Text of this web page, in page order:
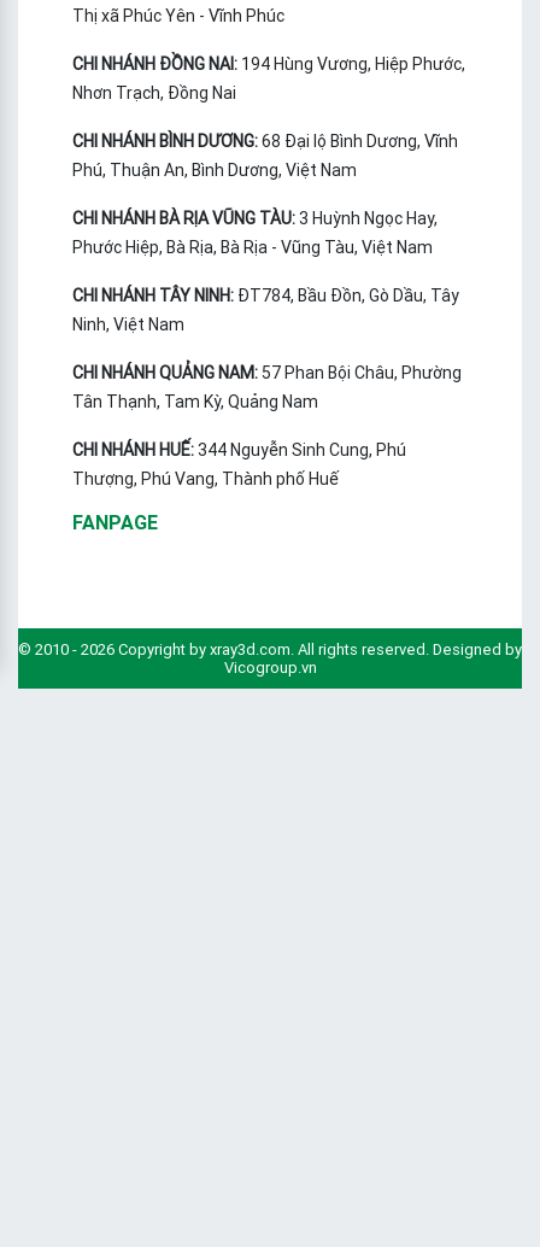
Thị xã Phúc Yên - Vĩnh Phúc
CHI NHÁNH ĐỒNG NAI: 194 Hùng Vương, Hiệp Phước,
Nhơn Trạch, Đồng Nai
CHI NHÁNH BÌNH DƯƠNG:68 Đại lộ Bình Dương, Vĩnh
Phú, Thuận An, Bình Dương, Việt Nam
CHI NHÁNH BÀ RỊA VŨNG TÀU:3 Huỳnh Ngọc Hay,
Phước Hiệp, Bà Rịa, Bà Rịa - Vũng Tàu, Việt Nam
CHI NHÁNH TÂY NINH: ĐT784, Bầu Đồn, Gò Dầu, Tây
Ninh, Việt Nam
CHI NHÁNH QUẢNG NAM: 57 Phan Bội Châu, Phường
Tân Thạnh, Tam Kỳ, Quảng Nam
CHI NHÁNH HUẾ:344 Nguyễn Sinh Cung, Phú
Thượng, Phú Vang, Thành phố Huế
FANPAGE
© 2010 - 2026 Copyright by xray3d.com. All rights reserved. Designed by
Vicogroup.vn